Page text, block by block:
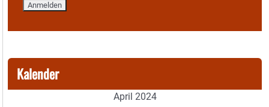
Kalender
April 2024